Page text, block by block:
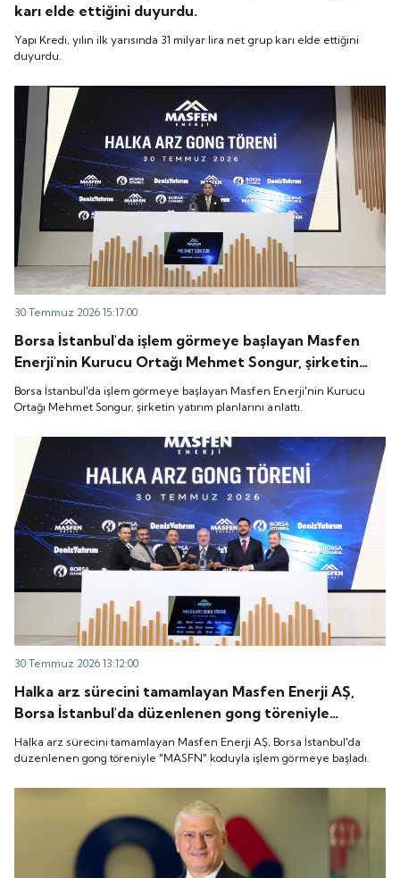
karı elde ettiğini duyurdu.
Yapı Kredi, yılın ilk yarısında 31 milyar lira net grup karı elde ettiğini
duyurdu.
30 Temmuz 2026 15:17:00
Borsa İstanbul'da işlem görmeye başlayan Masfen
Enerji'nin Kurucu Ortağı Mehmet Songur, şirketin
yatırım planlarını anlattı.
Borsa İstanbul'da işlem görmeye başlayan Masfen Enerji'nin Kurucu
Ortağı Mehmet Songur, şirketin yatırım planlarını anlattı.
30 Temmuz 2026 13:12:00
Halka arz sürecini tamamlayan Masfen Enerji AŞ,
Borsa İstanbul'da düzenlenen gong töreniyle
"MASFN" koduyla işlem görmeye başladı.
Halka arz sürecini tamamlayan Masfen Enerji AŞ, Borsa İstanbul'da
düzenlenen gong töreniyle "MASFN" koduyla işlem görmeye başladı.